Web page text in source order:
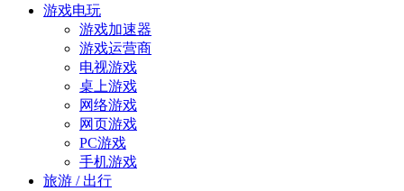
游戏电玩
游戏加速器
游戏运营商
电视游戏
桌上游戏
网络游戏
网页游戏
PC游戏
手机游戏
旅游 / 出行